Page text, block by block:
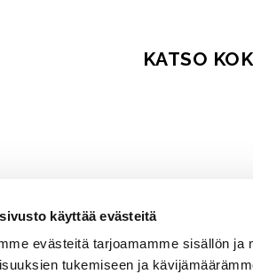
käyttää evästeitä
evästeitä tarjoamamme sisällön ja
tukemiseen ja
KATSO